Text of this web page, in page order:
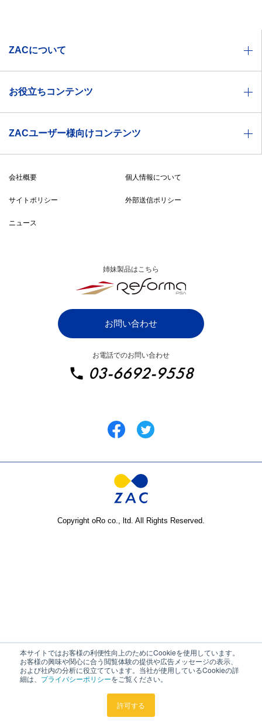
本サイトではお客様の利便性向上のためにCookieを使用しています。
お客様の興味や関心に合う閲覧体験の提供や広告メッセージの表示、
および社内の分析に役立てています。当社が使用しているCookieの詳
細は、 プライバシーポリシーをご覧ください。
許可する
ZACについて
業種別ソリューション一覧
価格体系
製品特徴
導入事例
導入までの流れ
ZAC・Reforma PSA比較表
ZAC パートナープログラム
IT・システム開発業向け
SaaS・ソフトウェア業向け
イベント・ディスプレイ業向け
広告制作・クリエイティブ業向け
インターネット広告業向け
IT導入補助金のご利用について
お役立ちコンテンツ
お役立ち資料
ZACBLOG
無料メルマガ登録
ZACユーザー様向けコンテンツ
会社概要 個人情報について
サイトポリシー 外部送信ポリシー
ニュース
姉妹製品はこちら
お問い合わせ
お電話でのお問い合わせ
03-6692-9558
Copyright oRo co., ltd. All Rights Reserved.